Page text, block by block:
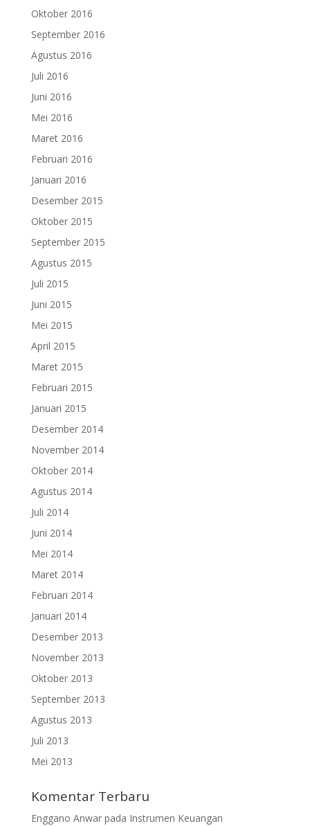
Oktober 2016
September 2016
Agustus 2016
Juli 2016
Juni 2016
Mei 2016
Maret 2016
Februari 2016
Januari 2016
Desember 2015
Oktober 2015
September 2015
Agustus 2015
Juli 2015
Juni 2015
Mei 2015
April 2015
Maret 2015
Februari 2015
Januari 2015
Desember 2014
November 2014
Oktober 2014
Agustus 2014
Juli 2014
Juni 2014
Mei 2014
Maret 2014
Februari 2014
Januari 2014
Desember 2013
November 2013
Oktober 2013
September 2013
Agustus 2013
Juli 2013
Mei 2013
Komentar Terbaru
Enggano Anwarpada Instrumen Keuangan